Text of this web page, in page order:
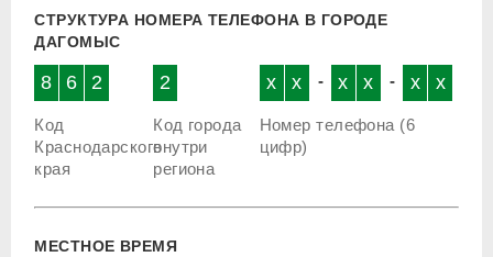
СТРУКТУРА НОМЕРА ТЕЛЕФОНА В ГОРОДЕ
ДАГОМЫС
8 6 2
Код
Краснодарского
края
2
Код города
внутри
региона
x x - x x - x x
Номер телефона (6
цифр)
МЕСТНОЕ ВРЕМЯ